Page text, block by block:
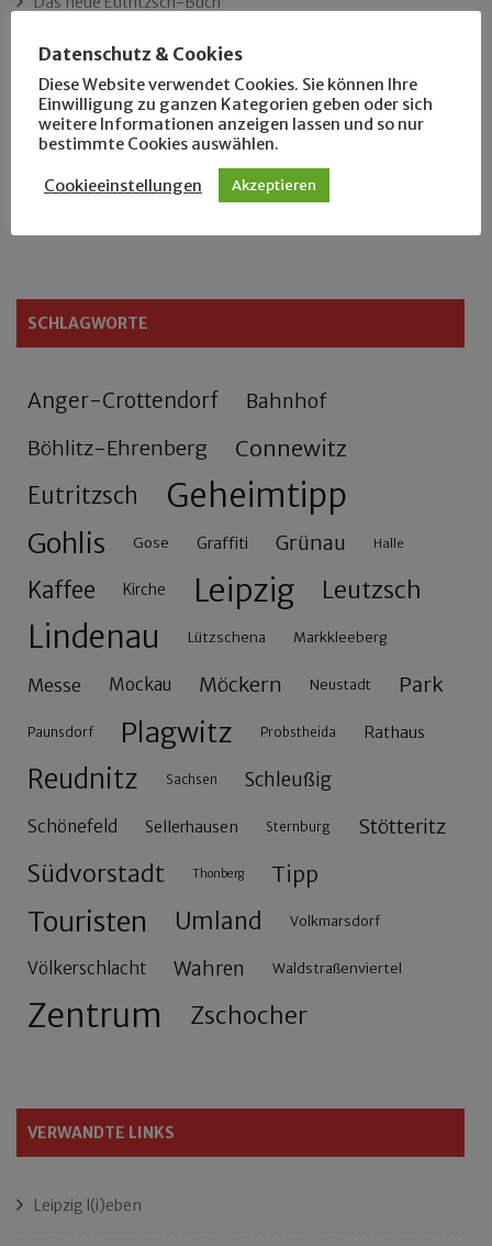
Der Leipziger Schmiedetag von 1904
Rennfahrer in Schönefeld und Zschocher
Zu Fuß durch Anger-Crottendorf
SCHLAGWORTE
Anger-Crottendorf Bahnhof
Böhlitz-Ehrenberg Connewitz
Eutritzsch Geheimtipp
Gohlis Gose Graffiti Grünau Halle
Kaffee Kirche Leipzig Leutzsch
Lindenau Lützschena Markkleeberg
Messe Mockau Möckern Neustadt Park
Paunsdorf Plagwitz Probstheida Rathaus
Reudnitz Sachsen Schleußig
Schönefeld Sellerhausen Sternburg Stötteritz
Südvorstadt Thonberg Tipp
Touristen Umland Volkmarsdorf
Völkerschlacht Wahren Waldstraßenviertel
Zentrum Zschocher
VERWANDTE LINKS
Leipzig l(i)eben
Datenschutz & Cookies
Diese Website verwendet Cookies. Sie können Ihre
Einwilligung zu ganzen Kategorien geben oder sich
weitere Informationen anzeigen lassen und so nur
bestimmte Cookies auswählen.
Cookieeinstellungen Akzeptieren